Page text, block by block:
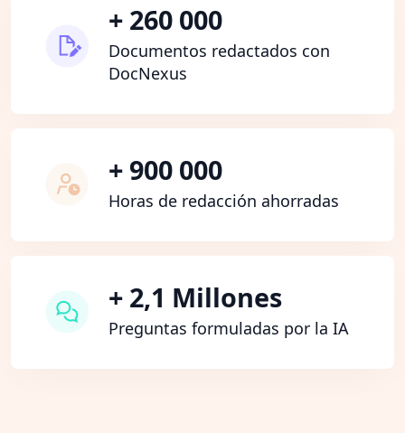
+ 260 000
Documentos redactados con
DocNexus
+ 900 000
Horas de redacción ahorradas
+ 2,1 Millones
Preguntas formuladas por la IA